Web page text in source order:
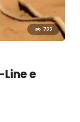
722
e